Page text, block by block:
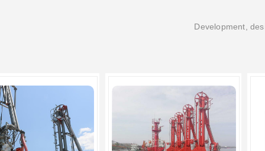
Development,